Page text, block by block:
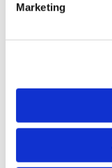
Marketing